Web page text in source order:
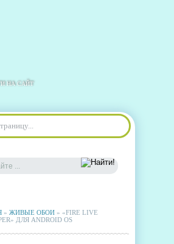
НА САЙТ
» ЖИВЫЕ ОБОИ » «FIRE LIVE
ДЛЯ ANDROID OS